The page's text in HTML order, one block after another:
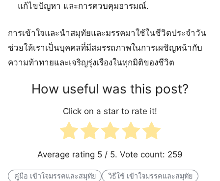
แก้ไขปัญหา และการควบคุมอารมณ์.
การเข้าใจและนำสมุทัยและมรรคมาใช้ในชีวิตประจำวัน
ช่วยให้เราเป็นบุคคลที่มีสมรรถภาพในการเผชิญหน้ากับ
ความท้าทายและเจริญรุ่งเรืองในทุกมิติของชีวิต
How useful was this post?
Click on a star to rate it!
Average rating 5 / 5. Vote count: 259
คู่มือ เข้าใจมรรคและสมุทัย
วิธีใช้ เข้าใจมรรคและสมุทัย